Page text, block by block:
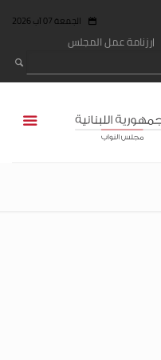
الجمعة 07 آب 2026
رزنامة عمل المجلس